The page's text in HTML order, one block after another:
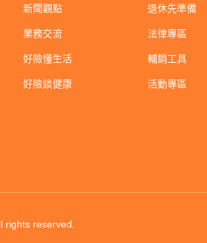
新聞觀點
業務交流
好險懂生活
好險談健康
退休先準備
法律專區
輔銷工具
活動專區
rights reserved.